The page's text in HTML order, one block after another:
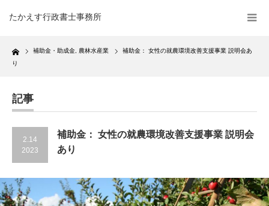
たかえす行政書士事務所
Home 補助金・助成金 農林水産業
補助金： 女性の就農環境改善支援事業 説明会あ
り
記事
2.14
2023
補助金： 女性の就農環境改善支援事業 説明会
あり